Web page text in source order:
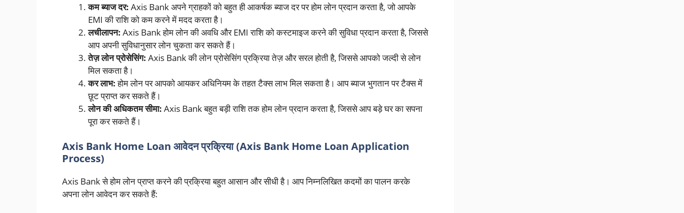
कम ब्याज दर: Axis Bank अपने ग्राहकों को बहुत ही आकर्षक ब्याज दर पर होम लोन प्रदान करता है, जो आपके
EMI की राशि को कम करने में मदद करता है।
लचीलापन: Axis Bank होम लोन की अवधि और EMI राशि को कस्टमाइज करने की सुविधा प्रदान करता है, जिससे
आप अपनी सुविधानुसार लोन चुकता कर सकते हैं।
तेज़ लोन प्रोसेसिंग: Axis Bank की लोन प्रोसेसिंग प्रक्रिया तेज़ और सरल होती है, जिससे आपको जल्दी से लोन
मिल सकता है।
कर लाभ:होम लोन पर आपको आयकर अधिनियम के तहत टैक्स लाभ मिल सकता है। आप ब्याज भुगतान पर टैक्स में
छूट प्राप्त कर सकते हैं।
लोन की अधिकतम सीमा: Axis Bank बहुत बड़ी राशि तक होम लोन प्रदान करता है, जिससे आप बड़े घर का सपना
पूरा कर सकते हैं।
Axis Bank Home Loan आवेदन प्रक्रिया (Axis Bank Home Loan Application
Process)
Axis Bank से होम लोन प्राप्त करने की प्रक्रिया बहुत आसान और सीधी है। आप निम्नलिखित कदमों का पालन करके
अपना लोन आवेदन कर सकते हैं: